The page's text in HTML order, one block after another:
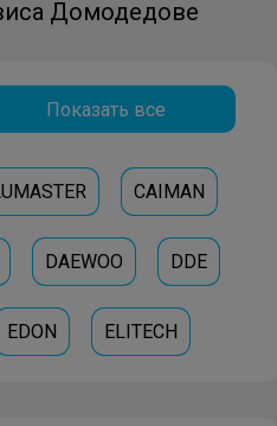
Домодедове
Показать все
CAIMAN
DAEWOO DDE
EDON ELITECH